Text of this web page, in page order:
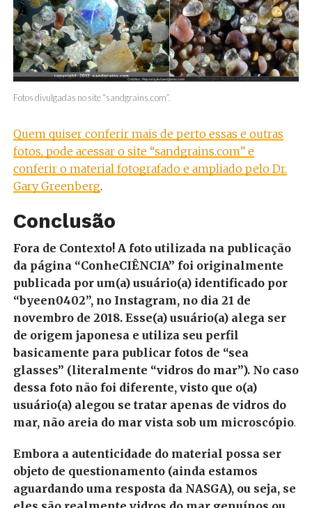
Fotos divulgadas no site “sandgrains.com”.
Quem quiser conferir mais de perto essas e outras
fotos, pode acessar o site “sandgrains.com” e
conferir o material fotografado e ampliado pelo Dr.
Gary Greenberg.
Conclusão
Fora de Contexto! A foto utilizada na publicação
da página “ConheCIÊNCIA” foi originalmente
publicada por um(a) usuário(a) identificado por
“byeen0402”, no Instagram, no dia 21 de
novembro de 2018. Esse(a) usuário(a) alega ser
de origem japonesa e utiliza seu perfil
basicamente para publicar fotos de “sea
glasses” (literalmente “vidros do mar”). No caso
dessa foto não foi diferente, visto que o(a)
usuário(a) alegou se tratar apenas de vidros do
mar, não areia do mar vista sob um microscópio.
Embora a autenticidade do material possa ser
objeto de questionamento (ainda estamos
aguardando uma resposta da NASGA), ou seja, se